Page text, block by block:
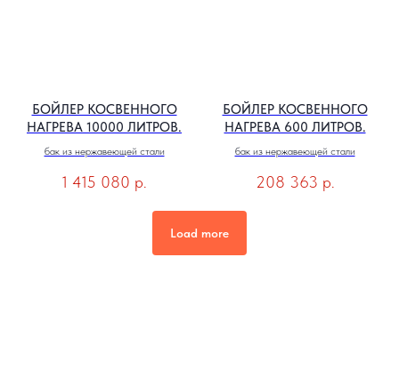
БОЙЛЕР КОСВЕННОГО
НАГРЕВА 10000 ЛИТРОВ.
бак из нержавеющей стали
1 415 080 р.
БОЙЛЕР КОСВЕННОГО
НАГРЕВА 600 ЛИТРОВ.
бак из нержавеющей стали
208 363 р.
Load more